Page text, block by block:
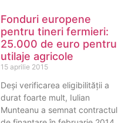
Fonduri europene
pentru tineri fermieri:
25.000 de euro pentru
utilaje agricole
15 aprilie 2015
Deși verificarea eligibilității a
durat foarte mult, Iulian
Munteanu a semnat contractul